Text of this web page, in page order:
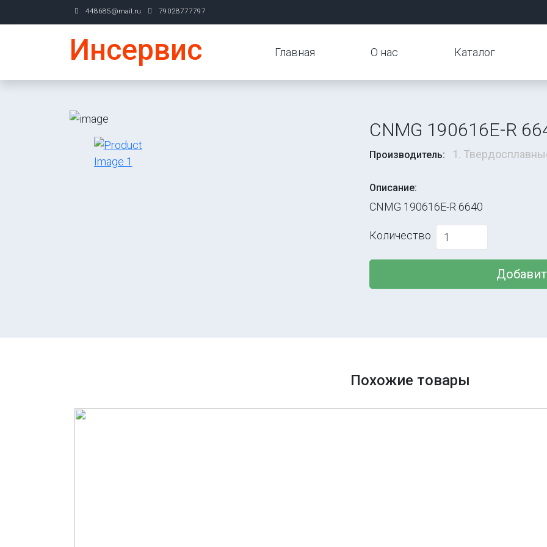
448685@mail.ru 79028777797
Инсервис Главная О нас Каталог
CNMG 190616E-R
Производитель: 1.
Описание:
CNMG 190616E-R 6640
Количество
Похожие товары